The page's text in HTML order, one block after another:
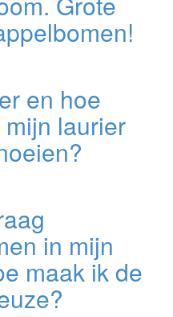
en hoe
laurier
in mijn
maak ik de